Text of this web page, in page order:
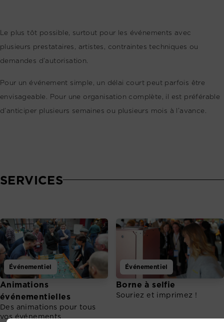
Le plus tôt possible, surtout pour les événements avec
plusieurs prestataires, artistes, contraintes techniques ou
demandes d’autorisation.
Pour un événement simple, un délai court peut parfois être
envisageable. Pour une organisation complète, il est préférable
d’anticiper plusieurs semaines ou plusieurs mois à l’avance.
SERVICES
Événementiel
Animations
événementielles
Des animations pour tous
vos événements
Événementiel
Borne à selfie
Souriez et imprimez !